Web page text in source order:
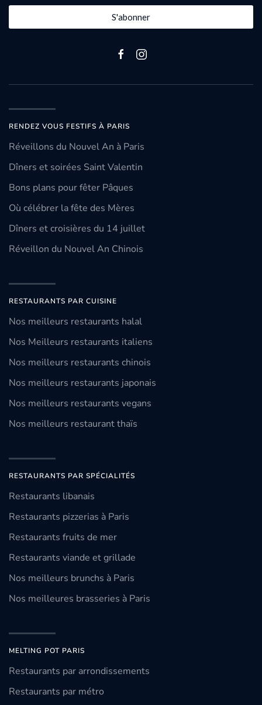
S'abonner
RENDEZ VOUS FESTIFS À PARIS
Réveillons du Nouvel An à Paris
Dîners et soirées Saint Valentin
Bons plans pour fêter Pâques
Où célébrer la fête des Mères
Dîners et croisières du 14 juillet
Réveillon du Nouvel An Chinois
RESTAURANTS PAR CUISINE
Nos meilleurs restaurants halal
Nos Meilleurs restaurants italiens
Nos meilleurs restaurants chinois
Nos meilleurs restaurants japonais
Nos meilleurs restaurants vegans
Nos meilleurs restaurant thaïs
RESTAURANTS PAR SPÉCIALITÉS
Restaurants libanais
Restaurants pizzerias à Paris
Restaurants fruits de mer
Restaurants viande et grillade
Nos meilleurs brunchs à Paris
Nos meilleures brasseries à Paris
MELTING POT PARIS
Restaurants par arrondissements
Restaurants par métro